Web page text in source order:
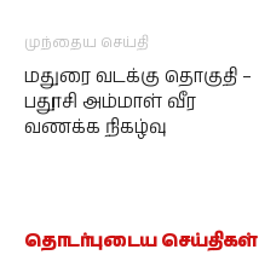
முந்தைய செய்தி
மதுரை வடக்கு தொகுதி –
பதூசி அம்மாள் வீர
வணக்க நிகழ்வு
தொடர்புடைய செய்திகள்